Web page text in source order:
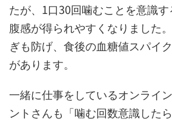
たが、1口30回噛むことを意識
腹感が得られやすくなりました
ぎも防げ、食後の血糖値スパイ
があります。
一緒に仕事をしているオンライ
ントさんも「噛む回数意識した